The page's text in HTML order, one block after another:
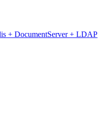
+ DocumentServer + LDAP